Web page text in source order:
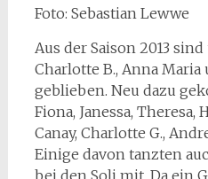
Foto: Sebastian Lewwe
Aus der Saison 2013 sind
Charlotte B., Anna
geblieben. Neu dazu
Fiona, Janessa, Theresa,
Canay, Charlotte G.,
Einige davon tanzten
bei den Soli mit. Da ein